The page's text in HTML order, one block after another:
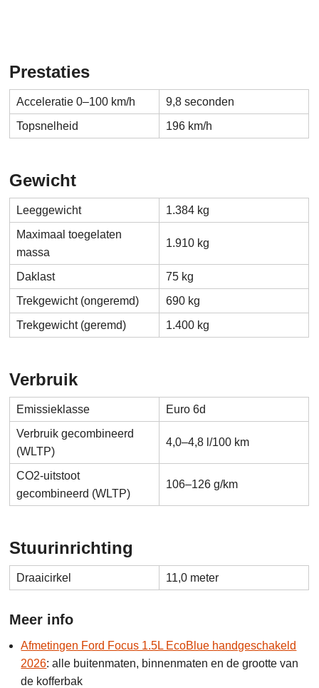
Prestaties
Acceleratie 0–100 km/h
9,8 seconden
Topsnelheid
196 km/h
Gewicht
Leeggewicht
1.384 kg
Maximaal toegelaten
massa
1.910 kg
Daklast
75 kg
Trekgewicht (ongeremd)
690 kg
Trekgewicht (geremd)
1.400 kg
Verbruik
Emissieklasse
Euro 6d
Verbruik gecombineerd
(WLTP)
4,0–4,8 l/100 km
CO2-uitstoot
gecombineerd (WLTP)
106–126 g/km
Stuurinrichting
Draaicirkel 11,0 meter
Meer info
Afmetingen Ford Focus 1.5L EcoBlue handgeschakeld
2026: alle buitenmaten, binnenmaten en de grootte van
de kofferbak